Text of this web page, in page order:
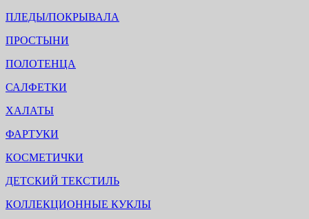
ПЛЕДЫ/ПОКРЫВАЛА
ПРОСТЫНИ
ПОЛОТЕНЦА
САЛФЕТКИ
ХАЛАТЫ
ФАРТУКИ
КОСМЕТИЧКИ
ДЕТСКИЙ ТЕКСТИЛЬ
КОЛЛЕКЦИОННЫЕ КУКЛЫ